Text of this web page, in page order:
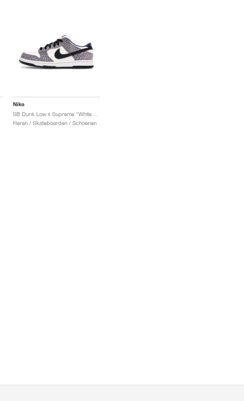
Nike
Heren / Skateboarden / Schoenen